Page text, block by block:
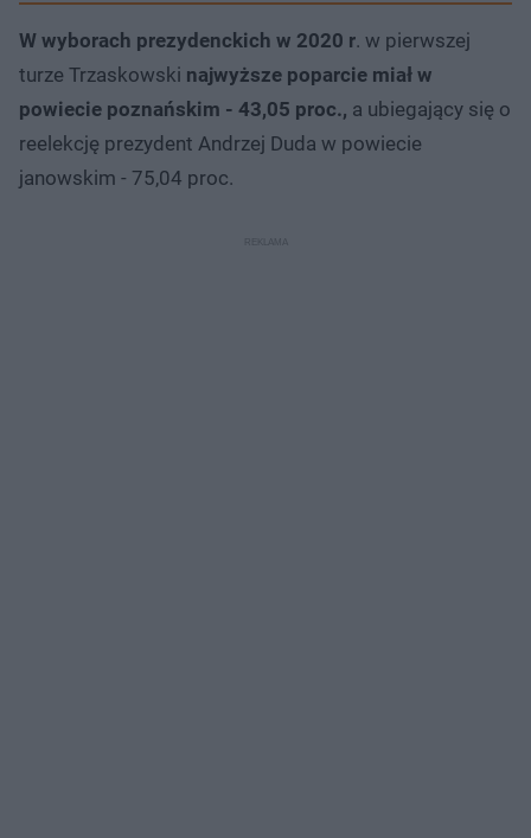
W wyborach prezydenckich w 2020 r. w pierwszej
turze Trzaskowski najwyższe poparcie miał w
powiecie poznańskim - 43,05 proc., a ubiegający się o
reelekcję prezydent Andrzej Duda w powiecie
janowskim - 75,04 proc.